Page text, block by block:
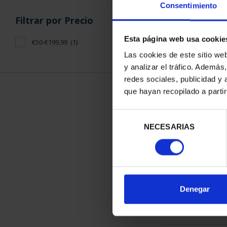
Consentimiento
Esta página web usa
Las cookies de este sitio
y analizar el tráfico.
redes sociales, publicidad y
que hayan recopilado a
consentimiento
NECESARIAS
Denegar
Filtrar por Precio
€50-€199,99 (1)
CAPITALES
ORDENAR POR: